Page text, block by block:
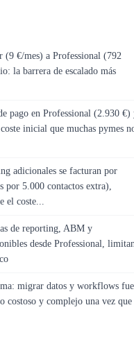
(9 €/mes) a Professional (792
la barrera de escalado más
pago en Professional (2.930 €)
inicial que muchas pymes
adicionales se facturan por
por 5.000 contactos extra),
el coste...
de reporting, ABM y
desde Professional,
migrar datos y workflows
costoso y complejo una vez que